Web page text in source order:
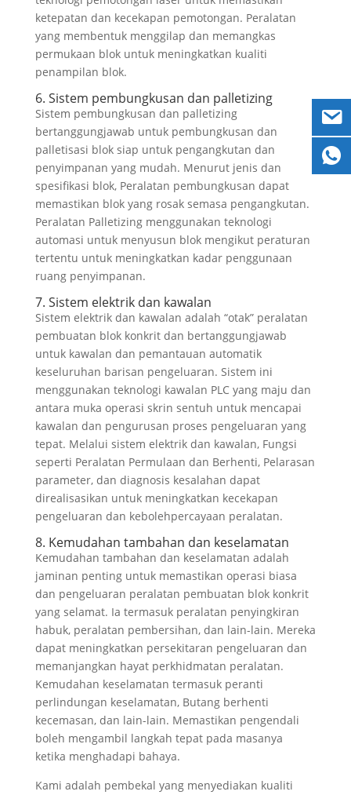
ketepatan dan kecekapan pemotongan. Peralatan
yang membentuk menggilap dan memangkas
permukaan blok untuk meningkatkan kualiti
penampilan blok.
6. Sistem pembungkusan dan palletizing
Sistem pembungkusan dan palletizing
bertanggungjawab untuk pembungkusan dan
palletisasi blok siap untuk pengangkutan dan
penyimpanan yang mudah. Menurut jenis dan
spesifikasi blok, Peralatan pembungkusan dapat
memastikan blok yang rosak semasa pengangkutan.
Peralatan Palletizing menggunakan teknologi
automasi untuk menyusun blok mengikut peraturan
tertentu untuk meningkatkan kadar penggunaan
ruang penyimpanan.
7. Sistem elektrik dan kawalan
Sistem elektrik dan kawalan adalah “otak” peralatan
pembuatan blok konkrit dan bertanggungjawab
untuk kawalan dan pemantauan automatik
keseluruhan barisan pengeluaran. Sistem ini
menggunakan teknologi kawalan PLC yang maju dan
antara muka operasi skrin sentuh untuk mencapai
kawalan dan pengurusan proses pengeluaran yang
tepat. Melalui sistem elektrik dan kawalan, Fungsi
seperti Peralatan Permulaan dan Berhenti, Pelarasan
parameter, dan diagnosis kesalahan dapat
direalisasikan untuk meningkatkan kecekapan
pengeluaran dan kebolehpercayaan peralatan.
8. Kemudahan tambahan dan keselamatan
Kemudahan tambahan dan keselamatan adalah
jaminan penting untuk memastikan operasi biasa
dan pengeluaran peralatan pembuatan blok konkrit
yang selamat. Ia termasuk peralatan penyingkiran
habuk, peralatan pembersihan, dan lain-lain. Mereka
dapat meningkatkan persekitaran pengeluaran dan
memanjangkan hayat perkhidmatan peralatan.
Kemudahan keselamatan termasuk peranti
perlindungan keselamatan, Butang berhenti
kecemasan, dan lain-lain. Memastikan pengendali
boleh mengambil langkah tepat pada masanya
ketika menghadapi bahaya.
Kami adalah pembekal yang menyediakan kualiti